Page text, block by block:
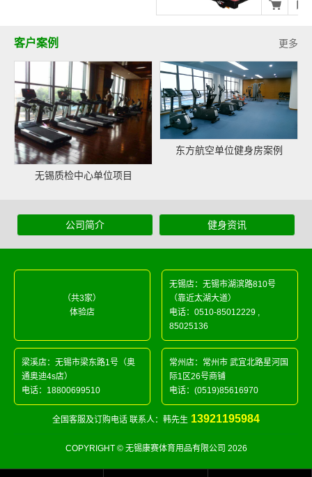
更多
客户案例
无锡质检中心单位项目
东方航空单位健身房案例
公司简介 健身资讯
（共3家）
体验店
无锡店：无锡市湖滨路810号
（靠近太湖大道）
电话：0510-85012229 ,
85025136
梁溪店：无锡市梁东路1号（奥
通奥迪4s店）
电话： 18800699510
常州店：常州市 武宜北路星河国
际1区26号商铺
电话：(0519)85616970
全国客服及订购电话 联系人：韩先生 13921195984
COPYRIGHT © 无锡康赛体育用品有限公司 2026